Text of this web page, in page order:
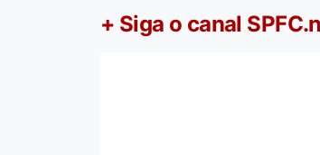
+ Siga o canal